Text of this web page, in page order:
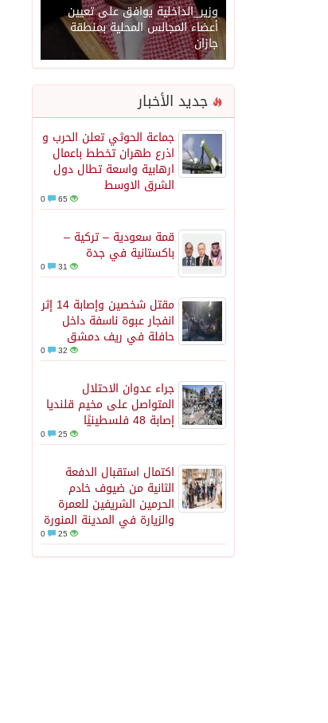
وزير_الداخلية يوافق على تعيين
أعضاء المجالس المحلية بمنطقة
جازان
جديد الأخبار
جماعة الحوثي تعلن الحرب و
اذرع طهران تخطط باعمال
ارهابية واسعة تطال دول
الشرق الاوسط
65
قمة سعودية – تركية –
باكستانية في جدة
31
مقتل شخصين وإصابة 14 إثر
انفجار عبوة ناسفة داخل
حافلة في ريف دمشق
32
جراء عدوان الاحتلال
المتواصل على مخيم قلنديا
إصابة 48 فلسطينيًا
25
اكتمال استقبال الدفعة
الثانية من ضيوف خادم
الحرمين الشريفين للعمرة
والزيارة في المدينة المنورة
25